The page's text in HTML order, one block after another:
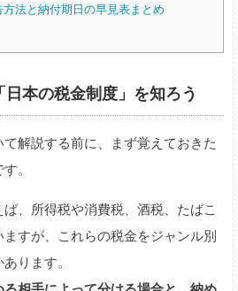
法と納付期日の早見表まとめ
本の税金制度」を知ろう
解説する前に、まず覚えておきた
。
、所得税や消費税、酒税、たばこ
すが、これらの税金をジャンル別
ります。